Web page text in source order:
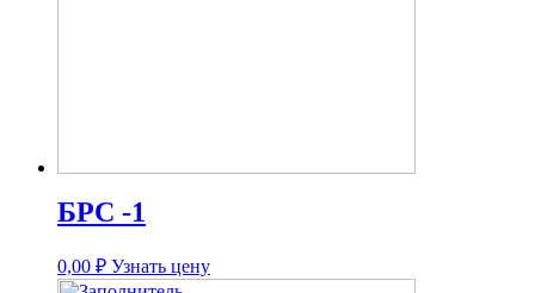
БРС -1
0,00 ₽ Узнать цену